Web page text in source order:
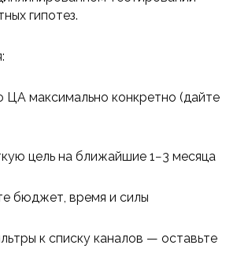
гипотез.
максимально конкретно (дайте
цель на ближайшие 1−3 месяца
бюджет, время и силы
к списку каналов — оставьте